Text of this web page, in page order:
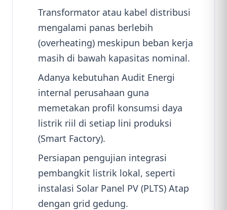
Transformator atau kabel distribusi
mengalami panas berlebih
(overheating) meskipun beban kerja
masih di bawah kapasitas nominal.
Adanya kebutuhan Audit Energi
internal perusahaan guna
memetakan profil konsumsi daya
listrik riil di setiap lini produksi
(Smart Factory).
Persiapan pengujian integrasi
pembangkit listrik lokal, seperti
instalasi Solar Panel PV (PLTS) Atap
dengan grid gedung.